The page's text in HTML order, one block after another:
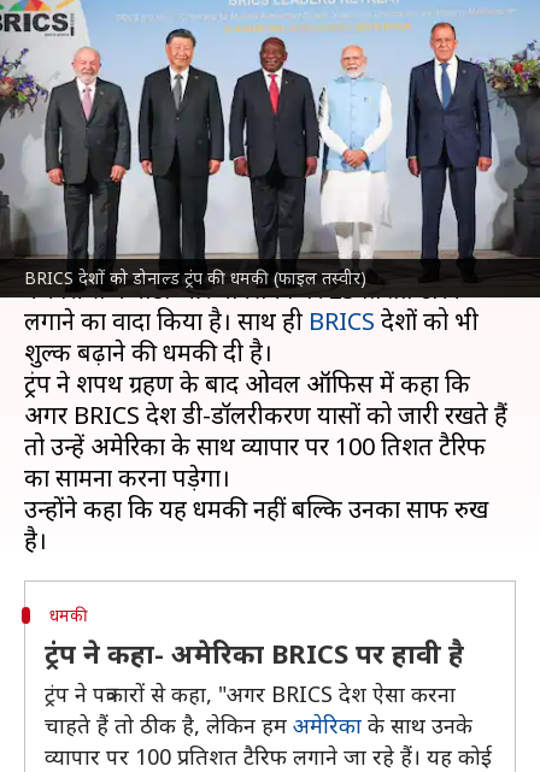
BRICS देशों को डोनाल्ड ट्रंप की धमकी (फाइल तस्वीर)
डोनाल्ड ट्रंप की BRICS देशों को 100
प्रतिशत शुल्क लगाने की धमकी, भारत
भी है शामिल
लेखन गजेंद्र Jan 21, 2025 01:38 pm
क्या है खबर?
अमेरिका के राष्ट्रपतिडोनाल्ड ट्रंपने सत्ता संभालते ही
फरवरी से कनाडा और मेक्सिको पर 25 प्रतिशत टैरिफ
लगाने का वादा किया है। साथ ही BRICS देशों को भी
शुल्क बढ़ाने की धमकी दी है।
ट्रंप ने शपथ ग्रहण के बाद ओवल ऑफिस में कहा कि
अगर BRICS देश डी-डॉलरीकरण प्रयासों को जारी रखते हैं
तो उन्हें अमेरिका के साथ व्यापार पर 100 प्रतिशत टैरिफ
का सामना करना पड़ेगा।
उन्होंने कहा कि यह धमकी नहीं बल्कि उनका साफ रुख
धमकी
ट्रंप ने कहा- अमेरिका BRICS पर हावी है
ट्रंप ने पत्रकारों से कहा, "अगर BRICS देश ऐसा करना
चाहते हैं तो ठीक है, लेकिन हम अमेरिका के साथ उनके
व्यापार पर 100 प्रतिशत टैरिफ लगाने जा रहे हैं। यह कोई